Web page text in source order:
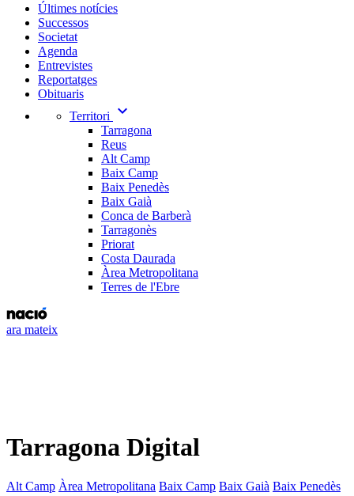
Últimes notícies
Successos
Societat
Agenda
Entrevistes
Reportatges
Obituaris
Territori
expand_more
Tarragona
Reus
Alt Camp
Baix Camp
Baix Penedès
Baix Gaià
Conca de Barberà
Tarragonès
Priorat
Costa Daurada
Àrea Metropolitana
Terres de l'Ebre
ara mateix
Tarragona Digital
Alt Camp Àrea Metropolitana Baix Camp Baix Gaià Baix Penedès